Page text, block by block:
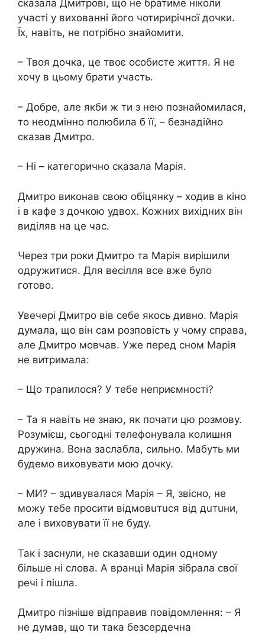
сказала Дмитрові, що не братиме ніколи
участі у вихованні його чотирирічної дочки.
Їх, навіть, не потрібно знайомити.
– Твоя дочка, це твоє особисте життя. Я не
хочу в цьому брати участь.
– Добре, але якби ж ти з нею познайомилася,
то неодмінно полюбила б її, – безнадійно
сказав Дмитро.
– Ні – категорично сказала Марія.
Дмитро виконав свою обіцянку – ходив в кіно
і в кафе з дочкою удвох. Кожних вихідних він
виділяв на це час.
Через три роки Дмитро та Марія вирішили
одружитися. Для весілля все вже було
готово.
Увечері Дмитро вів себе якось дивно. Марія
думала, що він сам розповість у чому справа,
але Дмитро мовчав. Уже перед сном Марія
не витримала:
– Що трапилося? У тебе неприємності?
– Та я навіть не знаю, як почати цю розмову.
Розумієш, сьогодні телефонувала колишня
дружина. Вона зacлaблa, сильно. Мабуть ми
будемо виховувати мою дочку.
– МИ? – здивувалася Марія – Я, звісно, не
можу тебе просити вiдмoвuтucя від дuтuни,
але і виховувати її не буду.
Так і заснули, не сказавши один одному
більше ні слова. А вранці Марія зібрала свої
речі і пішла.
Дмитро пізніше відправив повідомлення: – Я
не думав, що ти така безсердечна